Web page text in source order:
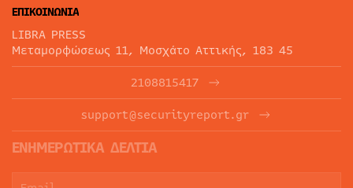
ΕΠΙΚΟΙΝΩΝΙΑ
LIBRA PRESS
Μεταμορφώσεως 11, Μοσχάτο Αττικής, 183 45
2108815417
support@securityreport.gr
ΕΝΗΜΕΡΩΤΙΚΑ ΔΕΛΤΙΑ